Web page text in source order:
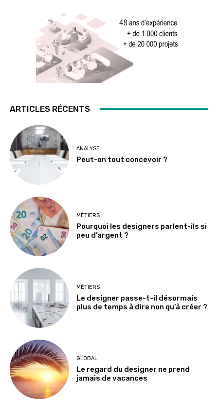
ARTICLES RÉCENTS
ANALYSE
Peut-on tout concevoir ?
MÉTIERS
Pourquoi les designers parlent-ils si
peu d’argent ?
MÉTIERS
Le designer passe-t-il désormais
plus de temps à dire non qu’à créer ?
GLOBAL
Le regard du designer ne prend
jamais de vacances